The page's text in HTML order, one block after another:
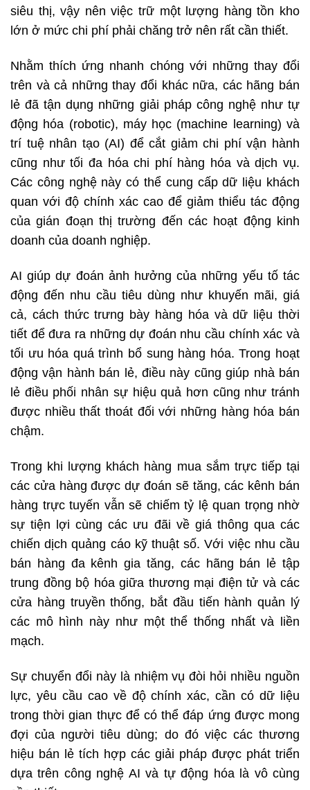
siêu thị, vậy nên việc trữ một lượng hàng tồn kho
lớn ở mức chi phí phải chăng trở nên rất cần thiết.
Nhằm thích ứng nhanh chóng với những thay đổi
trên và cả những thay đổi khác nữa, các hãng bán
lẻ đã tận dụng những giải pháp công nghệ như tự
động hóa (robotic), máy học (machine learning) và
trí tuệ nhân tạo (AI) để cắt giảm chi phí vận hành
cũng như tối đa hóa chi phí hàng hóa và dịch vụ.
Các công nghệ này có thể cung cấp dữ liệu khách
quan với độ chính xác cao để giảm thiểu tác động
của gián đoạn thị trường đến các hoạt động kinh
doanh của doanh nghiệp.
AI giúp dự đoán ảnh hưởng của những yếu tố tác
động đến nhu cầu tiêu dùng như khuyến mãi, giá
cả, cách thức trưng bày hàng hóa và dữ liệu thời
tiết để đưa ra những dự đoán nhu cầu chính xác và
tối ưu hóa quá trình bổ sung hàng hóa. Trong hoạt
động vận hành bán lẻ, điều này cũng giúp nhà bán
lẻ điều phối nhân sự hiệu quả hơn cũng như tránh
được nhiều thất thoát đối với những hàng hóa bán
chậm.
Trong khi lượng khách hàng mua sắm trực tiếp tại
các cửa hàng được dự đoán sẽ tăng, các kênh bán
hàng trực tuyến vẫn sẽ chiếm tỷ lệ quan trọng nhờ
sự tiện lợi cùng các ưu đãi về giá thông qua các
chiến dịch quảng cáo kỹ thuật số. Với việc nhu cầu
bán hàng đa kênh gia tăng, các hãng bán lẻ tập
trung đồng bộ hóa giữa thương mại điện tử và các
cửa hàng truyền thống, bắt đầu tiến hành quản lý
các mô hình này như một thể thống nhất và liền
mạch.
Sự chuyển đổi này là nhiệm vụ đòi hỏi nhiều nguồn
lực, yêu cầu cao về độ chính xác, cần có dữ liệu
trong thời gian thực để có thể đáp ứng được mong
đợi của người tiêu dùng; do đó việc các thương
hiệu bán lẻ tích hợp các giải pháp được phát triển
dựa trên công nghệ AI và tự động hóa là vô cùng